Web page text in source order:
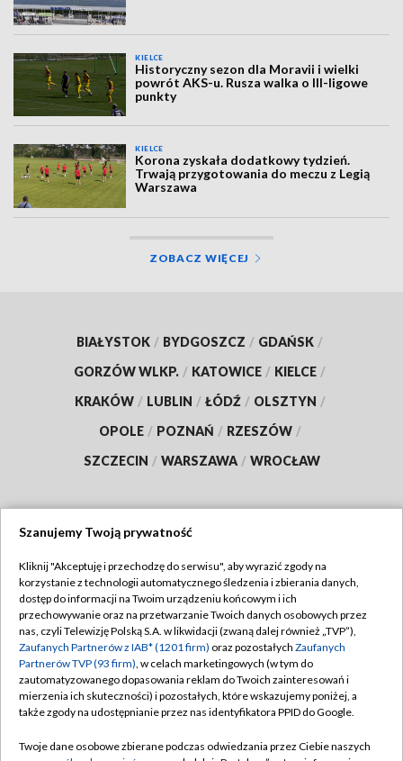
KIELCE
Historyczny sezon dla Moravii i wielki
powrót AKS-u. Rusza walka o III-ligowe
punkty
KIELCE
Korona zyskała dodatkowy tydzień.
Trwają przygotowania do meczu z Legią
Warszawa
ZOBACZ WIĘCEJ
BIAŁYSTOK / BYDGOSZCZ / GDAŃSK /
GORZÓW WLKP. / KATOWICE / KIELCE /
KRAKÓW / LUBLIN / ŁÓDŹ / OLSZTYN /
OPOLE / POZNAŃ / RZESZÓW /
SZCZECIN / WARSZAWA / WROCŁAW
TVP
Abonament TVP
Emisja w TVP
Centrum informacji TVP
Naziemna Telewizja Cyfrowa
Regulamin TVP
Polityka prywatności
Moje zgody
Pomoc
Szanujemy Twoją prywatność
Kliknij "Akceptuję i przechodzę do serwisu", aby wyrazić zgody na
korzystanie z technologii automatycznego śledzenia i zbierania danych,
dostęp do informacji na Twoim urządzeniu końcowym i ich
przechowywanie oraz na przetwarzanie Twoich danych osobowych przez
nas, czyli Telewizję Polską S.A. w likwidacji (zwaną dalej również „TVP”),
Zaufanych Partnerów z IAB* (1201 firm) oraz pozostałych Zaufanych
Partnerów TVP (93 firm), w celach marketingowych (w tym do
zautomatyzowanego dopasowania reklam do Twoich zainteresowań i
mierzenia ich skuteczności) i pozostałych, które wskazujemy poniżej, a
także zgody na udostępnianie przez nas identyfikatora PPID do Google.
Twoje dane osobowe zbierane podczas odwiedzania przez Ciebie naszych